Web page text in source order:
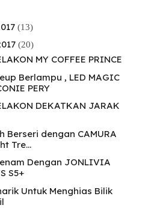
(13)
(20)
MY COFFEE PRINCE
Berlampu , LED MAGIC
PERY
DEKATKAN JARAK
Berseri dengan CAMURA
Tre...
Dengan JONLIVIA
S5+
Untuk Menghias Bilik